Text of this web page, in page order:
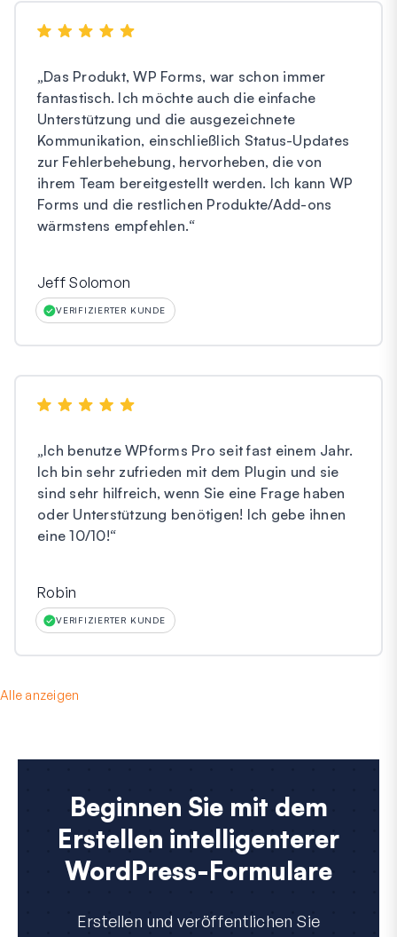
„Das Produkt, WP Forms, war schon immer
fantastisch. Ich möchte auch die einfache
Unterstützung und die ausgezeichnete
Kommunikation, einschließlich Status-Updates
zur Fehlerbehebung, hervorheben, die von
ihrem Team bereitgestellt werden. Ich kann WP
Forms und die restlichen Produkte/Add-ons
wärmstens empfehlen.“
Jeff Solomon
VERIFIZIERTER KUNDE
„Ich benutze WPforms Pro seit fast einem Jahr.
Ich bin sehr zufrieden mit dem Plugin und sie
sind sehr hilfreich, wenn Sie eine Frage haben
oder Unterstützung benötigen! Ich gebe ihnen
eine 10/10!“
Robin
VERIFIZIERTER KUNDE
Alle anzeigen
Beginnen Sie mit dem
Erstellen intelligenterer
WordPress-Formulare
Erstellen und veröffentlichen Sie